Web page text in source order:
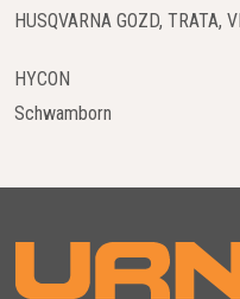
kosilnice kjerkoli in
potrebam vaše trate skozi
Tiho in učinkovito
Kosilnica deluje izjemno
HUSQVARNA GOZD, TRATA,
HYCON
Schwamborn